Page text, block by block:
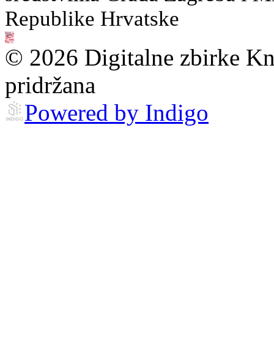
Republike Hrvatske
© 2026 Digitalne zbirke
pridržana
Powered by Indigo